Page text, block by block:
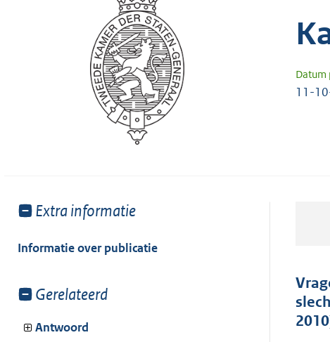
Datum
11-
Toon
van:
Extra informatie
Informatie over publicatie
Toon
van:
Gerelateerd
Antwoord